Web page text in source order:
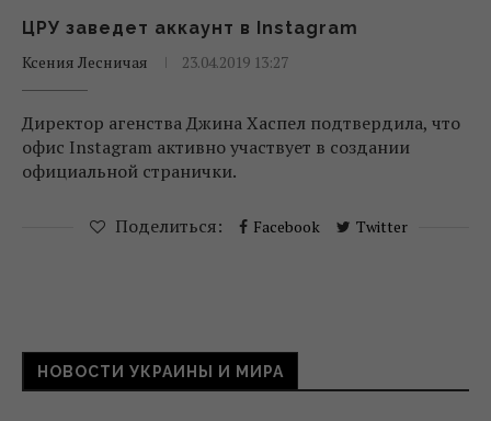
ЦРУ заведет аккаунт в Instagram
Ксения Лесничая
23.04.2019 13:27
Директор агенства Джина Хаспел подтвердила, что
офис Instagram активно участвует в создании
официальной странички.
Поделиться: Facebook Twitter
НОВОСТИ УКРАИНЫ И МИРА